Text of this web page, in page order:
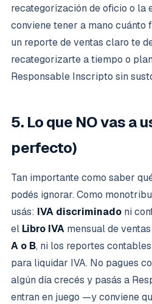
recategorización de oficio o la
conviene tener a mano cuánto
un reporte de ventas claro te
recategorizarte a tiempo o
Responsable Inscripto sin
5. Lo que NO vas a
perfecto)
Tan importante como saber
podés ignorar. Como
usás: IVA discriminado ni
el Libro IVA mensual de
A o B, ni los reportes
para liquidar IVA. No pagues
algún día crecés y pasás a
entran en juego —y conviene